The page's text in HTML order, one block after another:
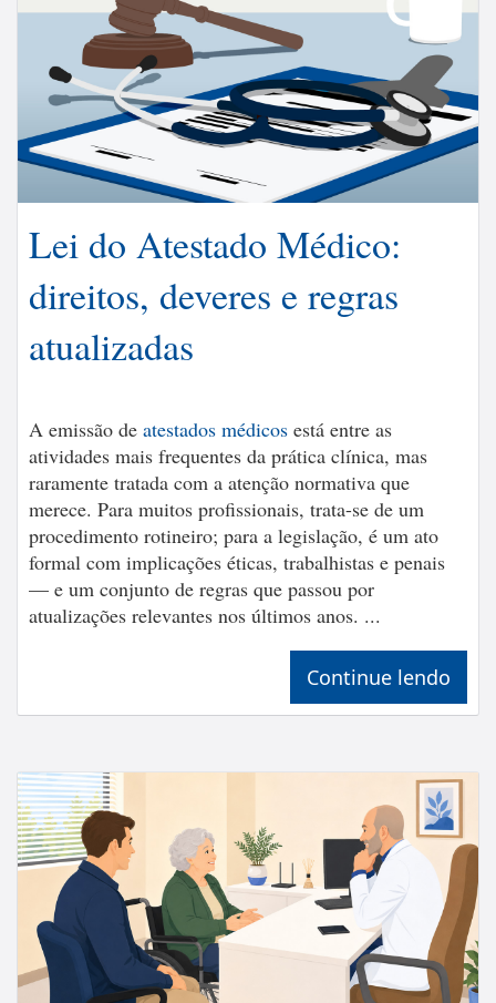
Lei do Atestado Médico:
direitos, deveres e regras
atualizadas
A emissão de atestados médicos está entre as
atividades mais frequentes da prática clínica, mas
raramente tratada com a atenção normativa que
merece. Para muitos profissionais, trata-se de um
procedimento rotineiro; para a legislação, é um ato
formal com implicações éticas, trabalhistas e penais
— e um conjunto de regras que passou por
atualizações relevantes nos últimos anos. ...
Continue lendo